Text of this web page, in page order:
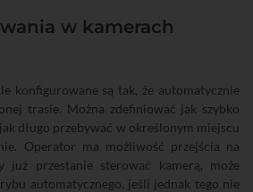
w kamerach
konfigurowane są tak, że automatycznie
trasie. Można zdefiniować jak szybko
długo przebywać w określonym miejscu
Operator ma możliwość przejścia na
już przestanie sterować kamerą, może
automatycznego, jeśli jednak tego nie